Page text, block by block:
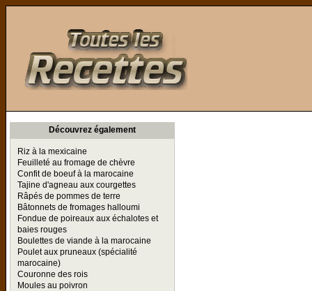
Découvrez également
Riz à la mexicaine
Feuilleté au fromage de chèvre
Confit de boeuf à la marocaine
Tajine d'agneau aux courgettes
Râpés de pommes de terre
Bâtonnets de fromages halloumi
Fondue de poireaux aux échalotes et
baies rouges
Boulettes de viande à la marocaine
Poulet aux pruneaux (spécialité
marocaine)
Couronne des rois
Moules au poivron